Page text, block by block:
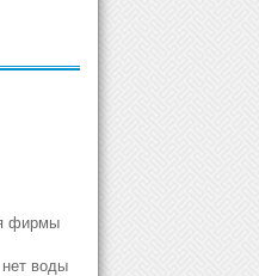
фирмы
воды